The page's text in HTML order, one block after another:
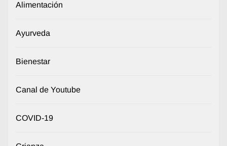
Alimentación
Ayurveda
Bienestar
Canal de Youtube
COVID-19